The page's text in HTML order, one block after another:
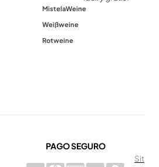
MistelaWeine
Weißweine
Rotweine
PAGO SEGURO
Sit